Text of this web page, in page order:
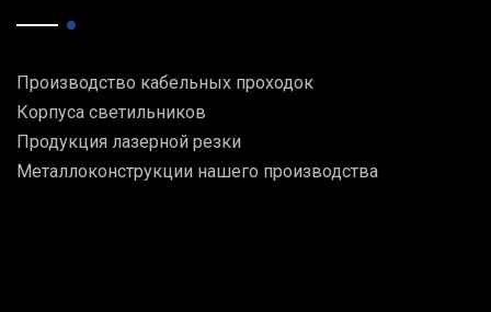
Производство кабельных проходок
Корпуса светильников
Продукция лазерной резки
Металлоконструкции нашего производства